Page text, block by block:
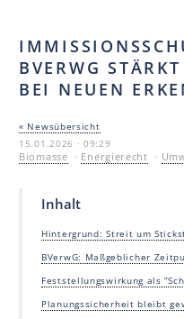
BVERWG
BEI NEUEN
« Newsübersicht
15.01.2026 · 09:29
Biomasse · Energierecht ·
Inhalt
Hintergrund: Streit um
BVerwG: Maßgeblicher
Feststellungswirkung als
Planungssicherheit bleibt